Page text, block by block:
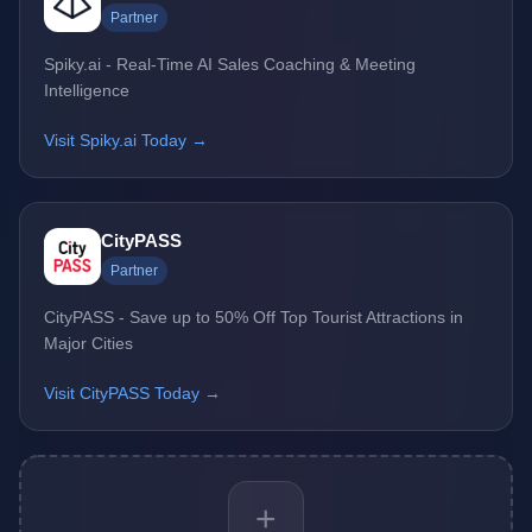
Partner
Spiky.ai - Real-Time AI Sales Coaching & Meeting
Intelligence
Visit Spiky.ai Today →
CityPASS
Partner
CityPASS - Save up to 50% Off Top Tourist Attractions in
Major Cities
Visit CityPASS Today →
+